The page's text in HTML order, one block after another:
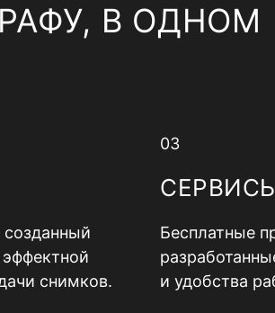
В ОДНОМ
снимков.
03
Бесплатные
и удобства